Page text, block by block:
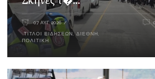
07 ΑΥΓ 2026
ΤΊΤΛΟΙ ΕΙΔΉΣΕΩΝ , ΔΙΕΘΝΉ
ΠΟΛΙΤΙΚΉ